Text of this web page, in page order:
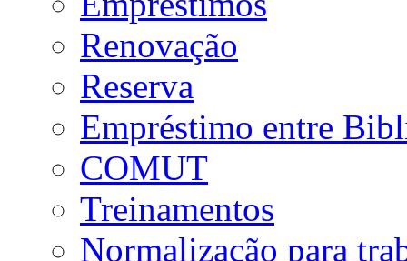
Renovação
Reserva
Empréstimo entre
COMUT
Treinamentos
Normalização para